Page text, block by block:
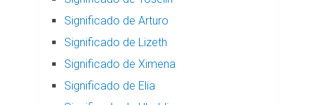
Significado de Arturo
Significado de Lizeth
Significado de Ximena
Significado de Elia